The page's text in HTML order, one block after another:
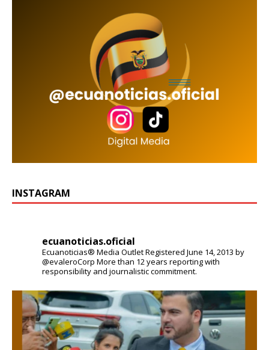
INSTAGRAM
ecuanoticias.oficial
Ecuanoticias® Media OutletRegistered June 14, 2013 by
@evaleroCorp More than 12 years reporting with
responsibility and journalistic commitment.